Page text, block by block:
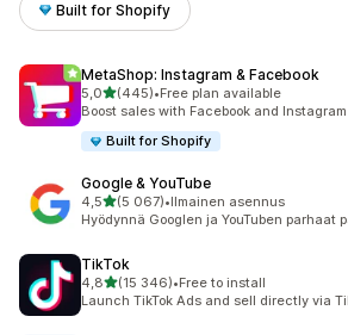
Built for Shopify
MetaShop: Instagram & Facebook
5,0/ 5 tähteä
(445)
445 arvostelua yhteensä
•Free plan available
Boost sales with Facebook and
Built for Shopify
Google & YouTube
4,5/ 5 tähteä
(5 067)
5067 arvostelua yhteensä
•Ilmainen asennus
Hyödynnä Googlen ja YouTuben parhaat
TikTok
4,8/ 5 tähteä
(15 346)
15346 arvostelua yhteensä
•Free to install
Launch TikTok Ads and sell directly via